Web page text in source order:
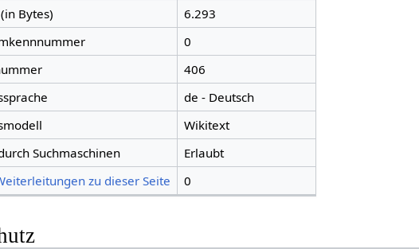
Bytes)
6.293
0
406
de - Deutsch
Wikitext
Suchmaschinen
Erlaubt
zu dieser Seite
0